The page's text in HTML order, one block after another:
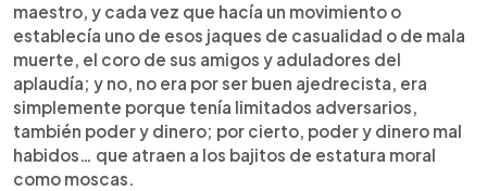
maestro, y cada vez que hacía un movimiento o
establecía uno de esos jaques de casualidad o de mala
muerte, el coro de sus amigos y aduladores del
aplaudía; y no, no era por ser buen ajedrecista, era
simplemente porque tenía limitados adversarios,
también poder y dinero; por cierto, poder y dinero mal
habidos… que atraen a los bajitos de estatura moral
como moscas.